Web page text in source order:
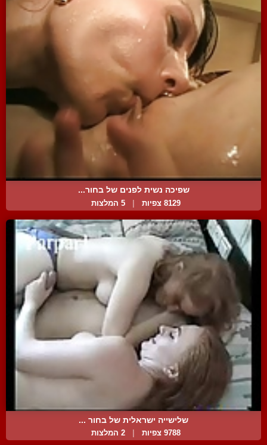
שפיכה נשית לפנים של בחור...
8129 צפיות | 5 המלצות
שלישייה ישראלית של בחור ...
9788 צפיות 2 המלצות